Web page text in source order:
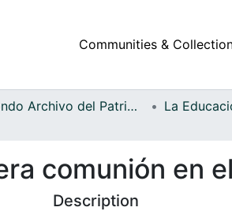
Communities &
Fondo Archivo del Patrimonio Fotográfico y Fílmico del Valle del Cauca
comunión en
Description